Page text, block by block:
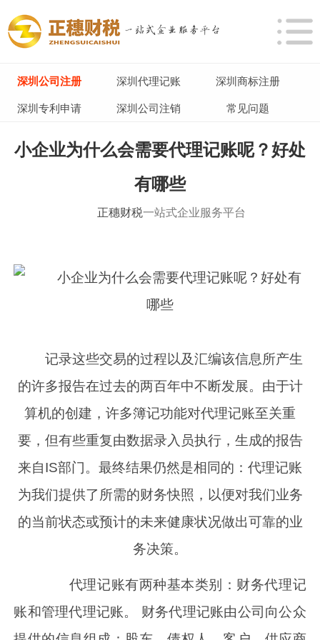
深圳公司注册 深圳代理记账 深圳商标注册
深圳专利申请 深圳公司注销 常见问题
小企业为什么会需要代理记账呢？好处
有哪些
正穗财税一站式企业服务平台
记录这些交易的过程以及汇编该信息所产生
的许多报告在过去的两百年中不断发展。由于计
算机的创建，许多簿记功能对代理记账至关重
要，但有些重复由数据录入员执行，生成的报告
来自IS部门。最终结果仍然是相同的：代理记账
为我们提供了所需的财务快照，以便对我们业务
的当前状态或预计的未来健康状况做出可靠的业
务决策。
代理记账有两种基本类别：财务代理记
账和管理代理记账。 财务代理记账由公司向公众